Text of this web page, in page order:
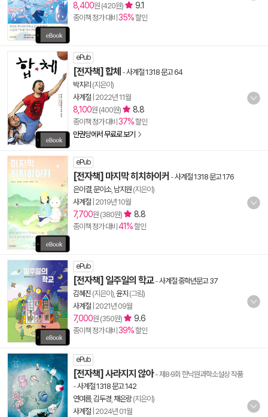
8,400원 (420원) 9.1
종이책 정가 대비 35%할인
ePub
[전자책] 합체 -사계절 1318 문고 64
박지리 (지은이)
사계절 2022년 11월
8,100원 (400원) 8.8
종이책 정가 대비 37%할인
만권당에서 무료로 보기
ePub
[전자책] 마지막 히치하이커 -사계절 1318 문고 176
은이결, 문이소, 남지원 (지은이)
사계절 2019년 10월
7,700원 (380원) 8.8
종이책 정가 대비 41%할인
ePub
[전자책] 일주일의 학교-사계절 중학년문고 37
김혜진 (지은이), 윤지 (그림)
사계절 2021년 09월
7,000원 (350원) 9.6
종이책 정가 대비 39%할인
ePub
[전자책] 사라지지 않아- 제8·9회 한낙원과학소설상 작품
-사계절 1318 문고 142
연여름, 김두경 채은랑(지은이)
사계절 2024년 01월